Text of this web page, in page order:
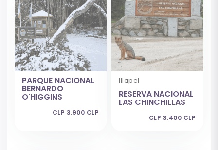
PARQUE NACIONAL
BERNARDO
O'HIGGINS
CLP 3.900 CLP
Illapel
RESERVA NACIONAL
LAS CHINCHILLAS
CLP 3.400 CLP